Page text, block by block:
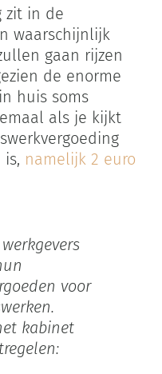
zit in de
waarschijnlijk
gaan rijzen
de enorme
huis soms
als je kijkt
namelijk 2 euro
voor
kabinet